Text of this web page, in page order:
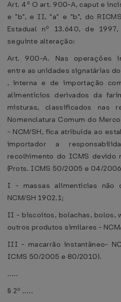
Art. 4º O art. 900-A, caput e
e "b", e II, "a" e "b", do
Estadual nº 13.640, de
seguinte alteração:
Art. 900-A. Nas operações
entre as unidades signatárias
, interna e de importação
alimentícios derivados da
misturas, classificados nas
Nomenclatura Comum do
- NCM/SH, fica atribuída ao
importador a
recolhimento do ICMS devido
(Prots. ICMS 50/2005 e 04/
I - massas alimentícias não
NCM/SH 1902.1;
II - biscoitos, bolachas, bolos,
outros produtos similares -
III - macarrão instantâneo-
ICMS 50/2005 e 80/2010).
.....
§ 2º .....